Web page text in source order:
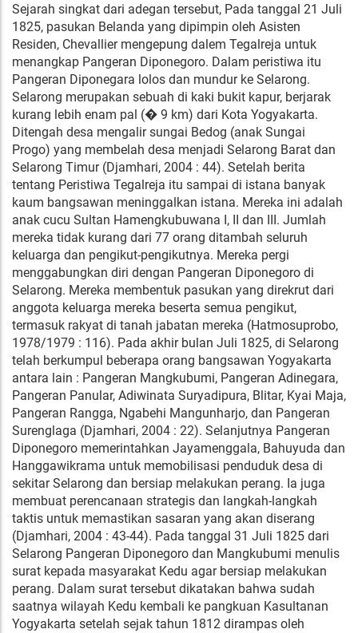
Sejarah singkat dari adegan tersebut, Pada tanggal 21 Juli
1825, pasukan Belanda yang dipimpin oleh Asisten
Residen, Chevallier mengepung dalem Tegalreja untuk
menangkap Pangeran Diponegoro. Dalam peristiwa itu
Pangeran Diponegara lolos dan mundur ke Selarong.
Selarong merupakan sebuah di kaki bukit kapur, berjarak
kurang lebih enam pal (� 9 km) dari Kota Yogyakarta.
Ditengah desa mengalir sungai Bedog (anak Sungai
Progo) yang membelah desa menjadi Selarong Barat dan
Selarong Timur (Djamhari, 2004 : 44). Setelah berita
tentang Peristiwa Tegalreja itu sampai di istana banyak
kaum bangsawan meninggalkan istana. Mereka ini adalah
anak cucu Sultan Hamengkubuwana I, II dan III. Jumlah
mereka tidak kurang dari 77 orang ditambah seluruh
keluarga dan pengikut-pengikutnya. Mereka pergi
menggabungkan diri dengan Pangeran Diponegoro di
Selarong. Mereka membentuk pasukan yang direkrut dari
anggota keluarga mereka beserta semua pengikut,
termasuk rakyat di tanah jabatan mereka (Hatmosuprobo,
1978/1979 : 116). Pada akhir bulan Juli 1825, di Selarong
telah berkumpul beberapa orang bangsawan Yogyakarta
antara lain : Pangeran Mangkubumi, Pangeran Adinegara,
Pangeran Panular, Adiwinata Suryadipura, Blitar, Kyai Maja,
Pangeran Rangga, Ngabehi Mangunharjo, dan Pangeran
Surenglaga (Djamhari, 2004 : 22). Selanjutnya Pangeran
Diponegoro memerintahkan Jayamenggala, Bahuyuda dan
Hanggawikrama untuk memobilisasi penduduk desa di
sekitar Selarong dan bersiap melakukan perang. Ia juga
membuat perencanaan strategis dan langkah-langkah
taktis untuk memastikan sasaran yang akan diserang
(Djamhari, 2004 : 43-44). Pada tanggal 31 Juli 1825 dari
Selarong Pangeran Diponegoro dan Mangkubumi menulis
surat kepada masyarakat Kedu agar bersiap melakukan
perang. Dalam surat tersebut dikatakan bahwa sudah
saatnya wilayah Kedu kembali ke pangkuan Kasultanan
Yogyakarta setelah sejak tahun 1812 dirampas oleh